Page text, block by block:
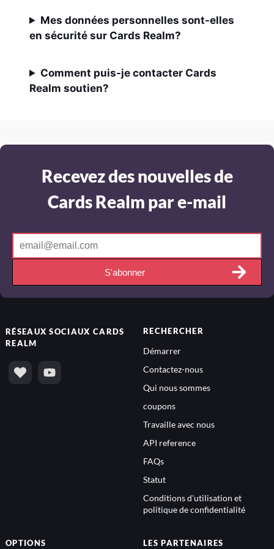
Mes données personnelles sont-elles
en sécurité sur Cards Realm?
Comment puis-je contacter Cards
Realm soutien?
Recevez des nouvelles de
Cards Realm par e-mail
S'abonner
RÉSEAUX SOCIAUX CARDS
REALM
RECHERCHER
Démarrer
Contactez-nous
Qui nous sommes
coupons
Travaille avec nous
API reference
FAQs
Statut
Conditions d'utilisation et
politique de confidentialité
OPTIONS LES PARTENAIRES